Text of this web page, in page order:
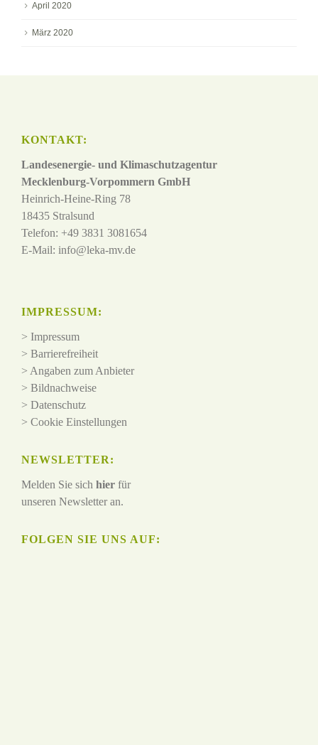
April 2020
März 2020
KONTAKT:
Landesenergie- und Klimaschutzagentur
Mecklenburg-Vorpommern GmbH
Heinrich-Heine-Ring 78
18435 Stralsund
Telefon: +49 3831 3081654
E-Mail: info@leka-mv.de
IMPRESSUM:
> Impressum
> Barrierefreiheit
> Angaben zum Anbieter
> Bildnachweise
> Datenschutz
> Cookie Einstellungen
NEWSLETTER:
Melden Sie sich hier für
unseren Newsletter an.
FOLGEN SIE UNS AUF: